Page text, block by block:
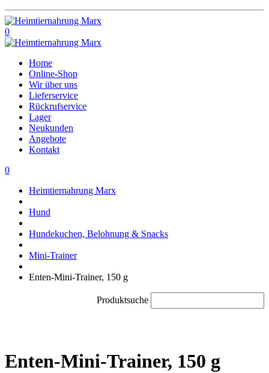
0
Home
Online-Shop
Wir über uns
Lieferservice
Rückrufservice
Lager
Neukunden
Angebote
Kontakt
0
Heimtiernahrung Marx
Hund
Hundekuchen, Belohnung & Snacks
Mini-Trainer
Enten-Mini-Trainer, 150 g
Produktsuche
Enten-Mini-Trainer, 150 g